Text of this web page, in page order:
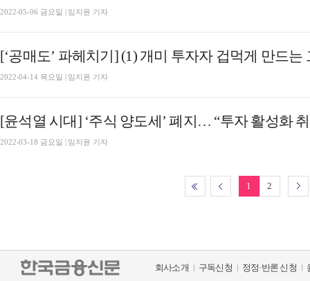
2022-05-06 금요일 | 임지윤 기자
[‘공매도’ 파헤치기] (1) 개미 투자자 겁먹게 만드는
2022-04-14 목요일 | 임지윤 기자
[윤석열 시대] ‘주식 양도세’ 폐지… “투자 활성화
2022-03-18 금요일 | 임지윤 기자
1 2
회사소개 구독신청 정정·반론 신청